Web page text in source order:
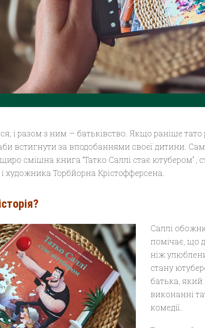
і разом з ним — батьківство. Якщо раніше тато
встигнути за вподобаннями своєї дитини.
смішна книга “Татко Саллі стає ютубером” ,
художника Торбйорна Крістофферсена.
Саллі
помічає, що
ніж
стану
батька, який
виконанні
комедії.